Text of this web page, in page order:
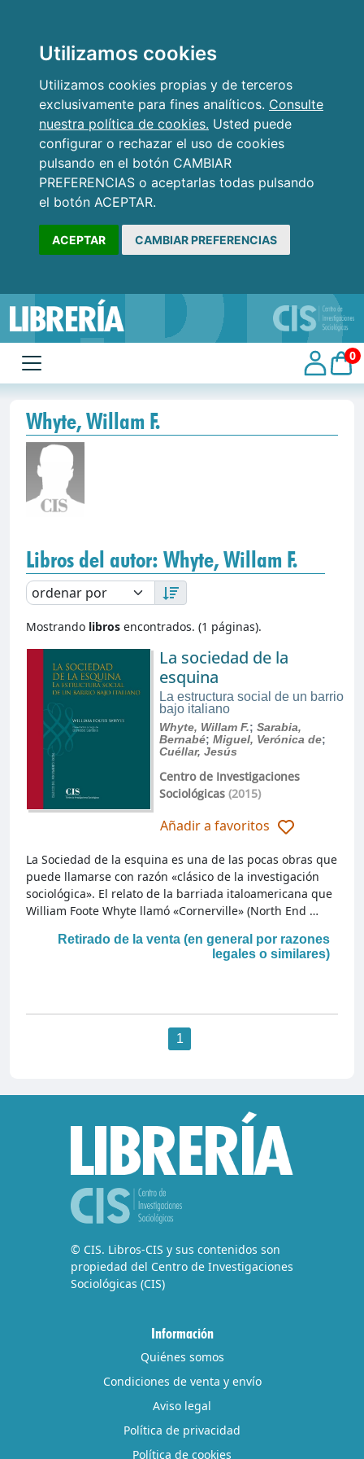
Utilizamos cookies
Utilizamos cookies propias y de terceros
exclusivamente para fines analíticos. Consulte
nuestra política de cookies. Usted puede
configurar o rechazar el uso de cookies
pulsando en el botón CAMBIAR
PREFERENCIAS o aceptarlas todas pulsando
el botón ACEPTAR.
ACEPTAR CAMBIAR PREFERENCIAS
0
Whyte, Willam F.
Libros del autor: Whyte, Willam F.
Mostrando libros encontrados. (1 páginas).
La sociedad de la
esquina
La estructura social de un barrio
bajo italiano
Whyte, Willam F.; Sarabia,
Bernabé; Miguel, Verónica de;
Cuéllar, Jesús
Centro de Investigaciones
Sociológicas(2015)
Añadir a favoritos
Retirado de la venta (en general por razones
legales o similares)
La Sociedad de la esquina es una de las pocas obras que
puede llamarse con razón «clásico de la investigación
sociológica». El relato de la barriada italoamericana que
William Foote Whyte llamó «Cornerville» (North End …
1
© CIS. Libros-CIS y sus contenidos son
propiedad del Centro de Investigaciones
Sociológicas (CIS)
Información
Quiénes somos
Condiciones de venta y envío
Aviso legal
Política de privacidad
Política de cookies